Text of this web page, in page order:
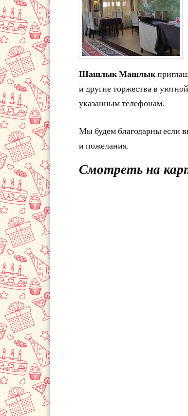
Шашлык Машлык
и другие торжества в
указанным телефонам.
Мы будем благодарны если
и пожелания.
Смотреть на